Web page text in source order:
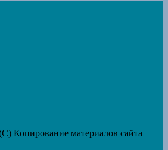
Копирование материалов сайта